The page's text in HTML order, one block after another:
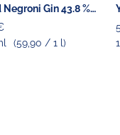
Check.)Gin 43.8 %
(59,90 / 1 l)